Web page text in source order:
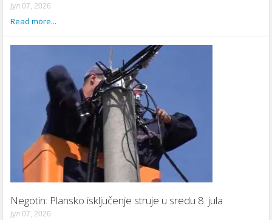
јул 07, 2026
Read more...
Negotin: Plansko isključenje struje u sredu 8. jula
јул 07, 2026